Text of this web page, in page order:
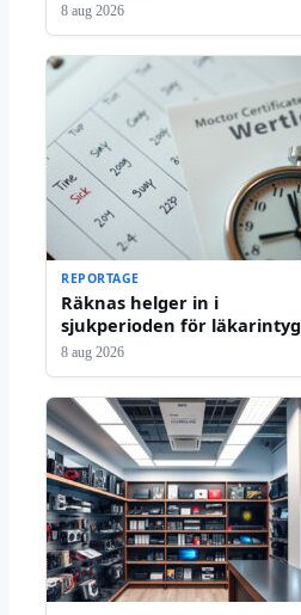
8 aug 2026
REPORTAGE
Räknas helger in i
sjukperioden för läkarintyg
8 aug 2026